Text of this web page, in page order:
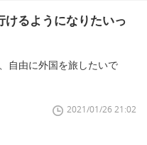
るようになりたいっ
自由に外国を旅したいで
2021/01/26 21:02